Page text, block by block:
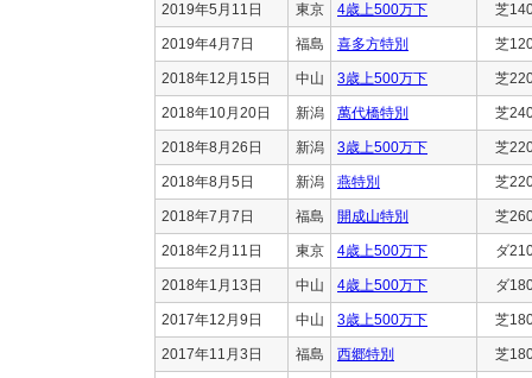
2019年5月11日 東京 4歳上500万下 芝
2019年4月7日 福島 喜多方特別 芝
2018年12月15日 中山 3歳上500万下 芝
2018年10月20日 新潟 萬代橋特別 芝
2018年8月26日 新潟 3歳上500万下 芝
2018年8月5日 新潟 燕特別 芝
2018年7月7日 福島 開成山特別 芝
2018年2月11日 東京 4歳上500万下 ダ
2018年1月13日 中山 4歳上500万下 ダ
2017年12月9日 中山 3歳上500万下 芝
2017年11月3日 福島 西郷特別 芝